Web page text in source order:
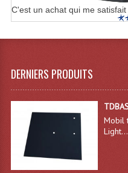
Digital
Limiteur
C'est un achat qui me satisfait
DERNIERS PRODUITS
Mobil
Light...